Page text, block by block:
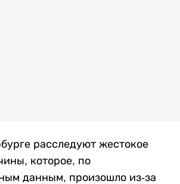
расследуют жестокое
которое, по
данным, произошло из-за